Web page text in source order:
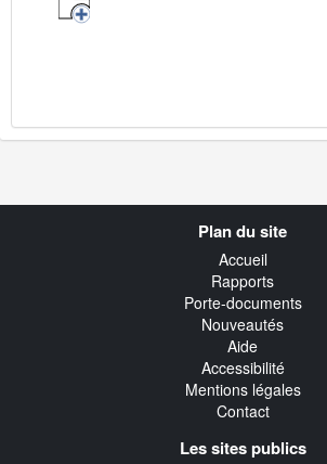
Plan du site
Accueil
Rapports
Porte-documents
Nouveautés
Aide
Accessibilité
Mentions légales
Contact
Les sites publics